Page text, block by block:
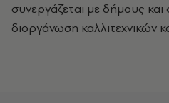
συνεργάζεται με δήμους και
διοργάνωση καλλιτεχνικών